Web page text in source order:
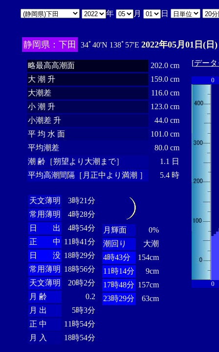
年 月 日
静岡県：下田 34ﾟ40'N 138ﾟ57'E 2022年05月01日(日)
略最高高潮面
202.0 cm
大 潮 升
159.0 cm
大潮差
116.0 cm
小 潮 升
123.0 cm
小潮差 升
44.0 cm
平 均 水 面
101.0 cm
平均潮差
80.0 cm
潮 齢［朔望より大潮まで］
1.1 日
平均高潮間隔［月正中より満潮 ］
5.4 時
天文薄明
3時21分
常用薄明
4時28分
日 出
4時54分
正 中 11時41分
日 没 18時29分
常用薄明 18時56分
天文薄明
20時2分
月 齢
0.2
月 出
5時3分
正 中
11時54分
月 入
18時54分
月輝面
0%
潮回り
大潮
4時43分
154cm
11時14分
9cm
17時48分 157cm
23時29分
63cm
[デー
0
0